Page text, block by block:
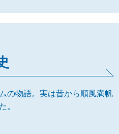
の物語。実は昔から順風満帆